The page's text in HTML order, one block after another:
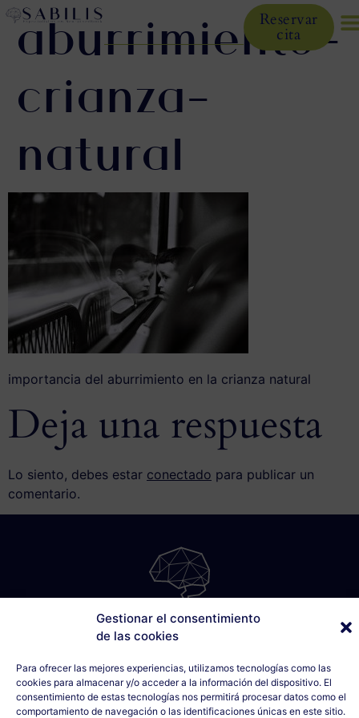
Gestionar el consentimiento
de las cookies
Para ofrecer las mejores experiencias, utilizamos tecnologías como las
cookies para almacenar y/o acceder a la información del dispositivo. El
consentimiento de estas tecnologías nos permitirá procesar datos como el
comportamiento de navegación o las identificaciones únicas en este sitio.
Reservar
cita
aburrimiento-
crianza-
natural
importancia del aburrimiento en la crianza natural
Deja una respuesta
Lo siento, debes estar conectado para publicar un
comentario.
SÁBILIS
33007 Oviedo, Asturias
635 990 154
info@sabilis.com